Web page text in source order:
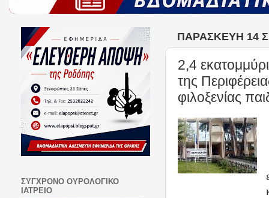
ΠΑΡΑΣΚΕΥΉ 14
2,4
της
φιλοξενίας
ΣΥΓΧΡΟΝΟ ΟΥΡΟΛΟΓΙΚΟ
ΙΑΤΡΕΙΟ